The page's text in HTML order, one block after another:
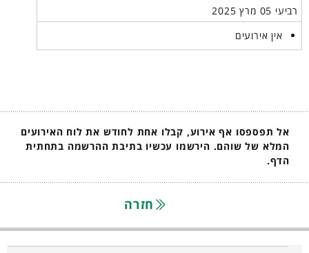
רביעי 05 מרץ 2025
אין אירועים
אל תפספסו אף אירוע, קבלו אחת לחודש את לוח האירועים
המלא של שוהם. הירשמו עכשיו בתיבת ההרשמה בתחתית
הדף.
חזרה